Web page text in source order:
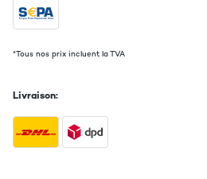
*Tous nos prix incluent la TVA
Livraison: